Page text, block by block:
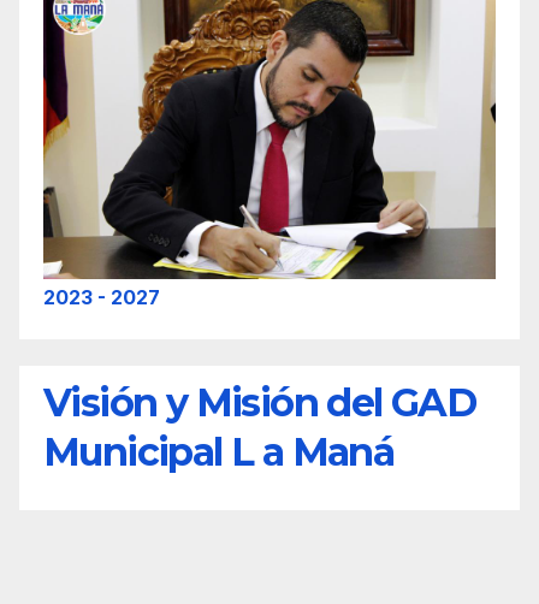
2023 - 2027
Visión y Misión del GAD
Municipal L a Maná